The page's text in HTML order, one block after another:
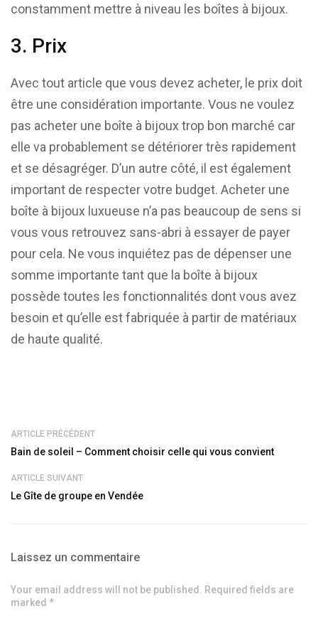
constamment mettre à niveau les boîtes à bijoux.
3. Prix
Avec tout article que vous devez acheter, le prix doit
être une considération importante. Vous ne voulez
pas acheter une boîte à bijoux trop bon marché car
elle va probablement se détériorer très rapidement
et se désagréger. D’un autre côté, il est également
important de respecter votre budget. Acheter une
boîte à bijoux luxueuse n’a pas beaucoup de sens si
vous vous retrouvez sans-abri à essayer de payer
pour cela. Ne vous inquiétez pas de dépenser une
somme importante tant que la boîte à bijoux
possède toutes les fonctionnalités dont vous avez
besoin et qu’elle est fabriquée à partir de matériaux
de haute qualité.
ARTICLE PRÉCÉDENT
Bain de soleil – Comment choisir celle qui vous convient
ARTICLE SUIVANT
Le Gîte de groupe en Vendée
Laissez un commentaire
Your email address will not be published. Required fields are
marked *